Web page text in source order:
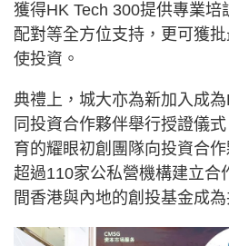
獲得HK Tech 300提供專業培
配對等全方位支持，更可獲
使投資。
典禮上，城大亦為新加入成
同投資合作夥伴舉行授證儀
育的耀眼初創團隊向投資合
超過110家公私營機構建立合
間香港與內地的創投基金成